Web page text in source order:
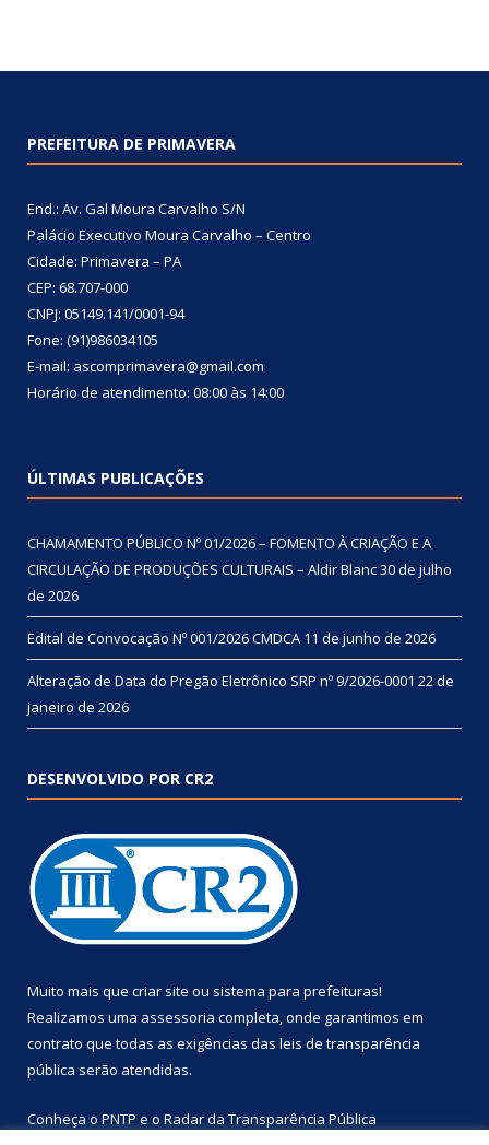
PREFEITURA DE PRIMAVERA
End.: Av. Gal Moura Carvalho S/N
Palácio Executivo Moura Carvalho – Centro
Cidade: Primavera – PA
CEP: 68.707-000
CNPJ: 05149.141/0001-94
Fone: (91)986034105
E-mail: ascomprimavera@gmail.com
Horário de atendimento: 08:00 às 14:00
ÚLTIMAS PUBLICAÇÕES
CHAMAMENTO PÚBLICO Nº 01/2026 – FOMENTO À CRIAÇÃO E A
CIRCULAÇÃO DE PRODUÇÕES CULTURAIS – Aldir Blanc30 de julho
de 2026
Edital de Convocação Nº 001/2026 CMDCA 11 de junho de 2026
Alteração de Data do Pregão Eletrônico SRP nº 9/2026-0001 22 de
janeiro de 2026
DESENVOLVIDO POR CR2
Muito mais que criar site ou sistema para prefeituras!
Realizamos uma assessoria completa, onde garantimos em
contrato que todas as exigências das leis de transparência
pública serão atendidas.
Conheça o PNTP e o Radar da Transparência Pública